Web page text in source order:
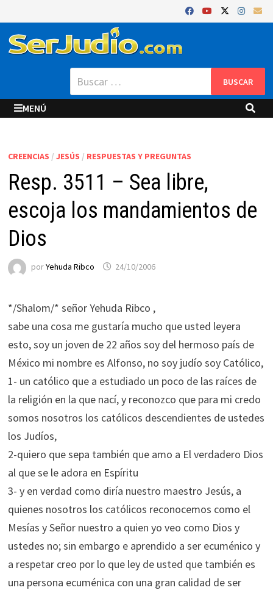
al
contenido
Buscar:
MENÚ
CREENCIAS / JESÚS / RESPUESTAS Y PREGUNTAS
Resp. 3511 – Sea libre,
escoja los mandamientos de
Dios
porYehuda Ribco 24/10/2006
*/Shalom/* señor Yehuda Ribco ,
sabe una cosa me gustaría mucho que usted leyera
esto, soy un joven de 22 años soy del hermoso país de
México mi nombre es Alfonso, no soy judío soy Católico,
1- un católico que a estudiado un poco de las raíces de
la religión en la que nací, y reconozco que para mi credo
somos nosotros los católicos descendientes de ustedes
los Judíos,
2-quiero que sepa también que amo a El verdadero Dios
al que se le adora en Espíritu
3- y en verdad como diría nuestro maestro Jesús, a
quienes nosotros los católicos reconocemos como el
Mesías y Señor nuestro a quien yo veo como Dios y
ustedes no; sin embargo e aprendido a ser ecuménico y
a respetar creo por lo que ley de usted que también es
una persona ecuménica con una gran calidad de ser